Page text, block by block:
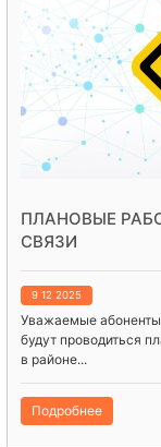
ПЛАНОВЫЕ
СВЯЗИ
9 12 2025
Уважаемые
будут проводиться
в районе...
Подробнее